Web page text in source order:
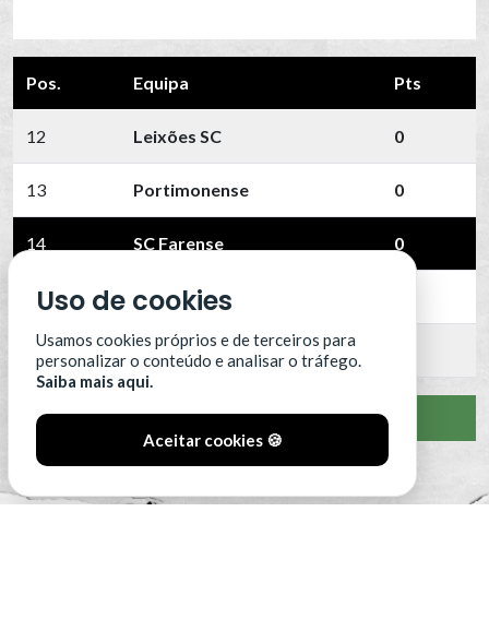
Pos. Equipa Pts
12 Leixões SC 0
13 Portimonense 0
14 SC Farense 0
15 SCU Torreense
16 Benfica B
VER CLASSIFICAÇÃO COMPLETA
Uso de cookies
Usamos cookies próprios e de terceiros para
personalizar o conteúdo e analisar o tráfego.
Saiba mais aqui.
Aceitar cookies 🍪